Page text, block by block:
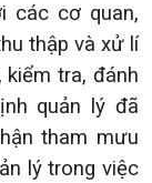
các cơ quan,
thập và xử lí
tra, đánh
quản lý đã
tham mưu
lý trong việc